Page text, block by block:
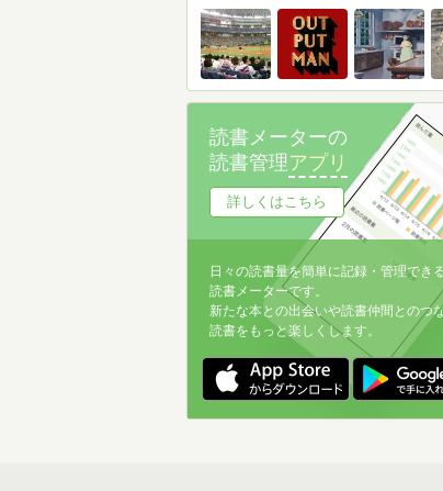
読書メーターの
読書管理アプリ
詳しくはこちら
日々の読書量を簡単に記録・管理でき
読書メーターです。
新たな本との出会いや読書仲間とのつ
読書をもっと楽しくします。